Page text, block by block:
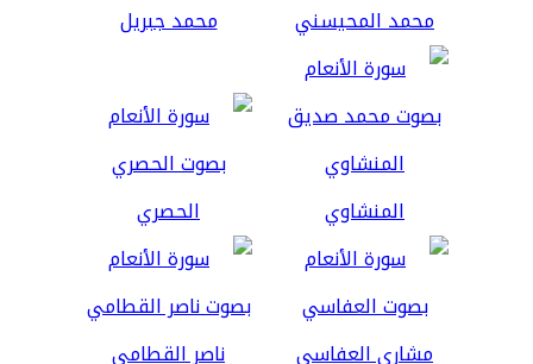
محمد المحيسني محمد جبريل
المنشاوي الحصري
مشاري العفاسي ناصر القطامي